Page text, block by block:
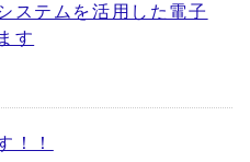
ステムを活用した電子
す
！！